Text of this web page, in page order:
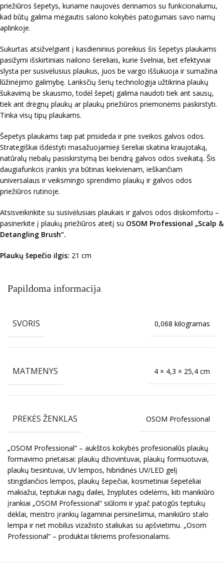
priežiūros šepetys, kuriame naujovės derinamos su funkcionalumu,
kad būtų galima mėgautis salono kokybės patogumais savo namų
aplinkoje.
Sukurtas atsižvelgiant į kasdieninius poreikius šis šepetys plaukams
pasižymi išskirtiniais nailono šereliais, kurie švelniai, bet efektyviai
slysta per susivėlusius plaukus, juos be vargo iššukuoja ir sumažina
lūžinėjimo galimybę. Lanksčių šerių technologija užtikrina plaukų
šukavimą be skausmo, todėl šepetį galima naudoti tiek ant sausų,
tiek ant drėgnų plaukų ar plaukų priežiūros priemonėms paskirstyti.
Tinka visų tipų plaukams.
Šepetys plaukams taip pat prisideda ir prie sveikos galvos odos.
Strategiškai išdėstyti masažuojamieji šereliai skatina kraujotaką,
natūralų riebalų pasiskirstymą bei bendrą galvos odos sveikatą. Šis
daugiafunkcis įrankis yra būtinas kiekvienam, ieškančiam
universalaus ir veiksmingo sprendimo plaukų ir galvos odos
priežiūros rutinoje.
Atsisveikinkite su susivėlusiais plaukais ir galvos odos diskomfortu –
pasinerkite į plaukų priežiūros ateitį su OSOM Professional „Scalp &
Detangling Brush“.
Plaukų šepečio ilgis: 21 cm
Papildoma informacija
SVORIS 0,068 kilogramas
MATMENYS 4 × 4,3 × 25,4 cm
PREKĖS ŽENKLAS OSOM Professional
„OSOM Professional“ – aukštos kokybės profesionalūs plaukų
formavimo prietaisai: plaukų džiovintuvai, plaukų formuotuvai,
plaukų tiesintuvai, UV lempos, hibridinės UV/LED gelį
stingdančios lempos, plaukų šepečiai, kosmetiniai šepetėliai
makiažui, teptukai nagų dailei, žnyplutės odelėms, kiti manikiūro
įrankiai „OSOM Professional“ siūlomi ir ypač patogūs teptukų
dėklai, meistro įrankių lagaminai persinešimui, manikiūro stalo
lempa ir net mobilus vizažisto staliukas su apšvietimu. „Osom
Professional“ – produktai tikriems profesionalams.